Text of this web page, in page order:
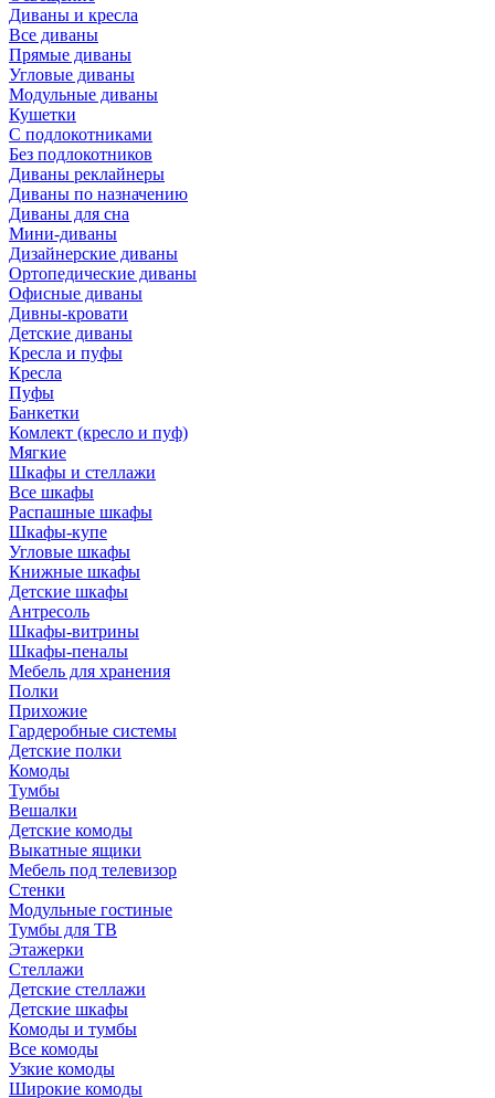
Диваны и кресла
Все диваны
Прямые диваны
Угловые диваны
Модульные диваны
Кушетки
С подлокотниками
Без подлокотников
Диваны реклайнеры
Диваны по назначению
Диваны для сна
Мини-диваны
Дизайнерские диваны
Ортопедические диваны
Офисные диваны
Дивны-кровати
Детские диваны
Кресла и пуфы
Кресла
Пуфы
Банкетки
Комлект (кресло и пуф)
Мягкие
Шкафы и стеллажи
Все шкафы
Распашные шкафы
Шкафы-купе
Угловые шкафы
Книжные шкафы
Детские шкафы
Антресоль
Шкафы-витрины
Шкафы-пеналы
Мебель для хранения
Полки
Прихожие
Гардеробные системы
Детские полки
Комоды
Тумбы
Вешалки
Детские комоды
Выкатные ящики
Мебель под телевизор
Стенки
Модульные гостиные
Тумбы для ТВ
Этажерки
Стеллажи
Детские стеллажи
Детские шкафы
Комоды и тумбы
Все комоды
Узкие комоды
Широкие комоды